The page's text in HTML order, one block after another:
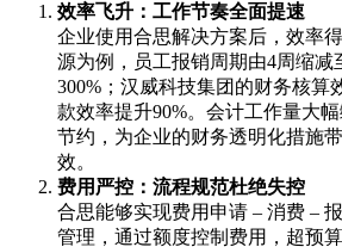
效率飞升：工作节奏全面提速
企业使用合思解决方案后，效率
源为例，员工报销周期由4周缩减
300%；汉威科技集团的财务核算
款效率提升90%。会计工作量大
节约，为企业的财务透明化措施
效。
费用严控：流程规范杜绝失控
合思能够实现费用申请 – 消费 –
管理，通过额度控制费用，超预